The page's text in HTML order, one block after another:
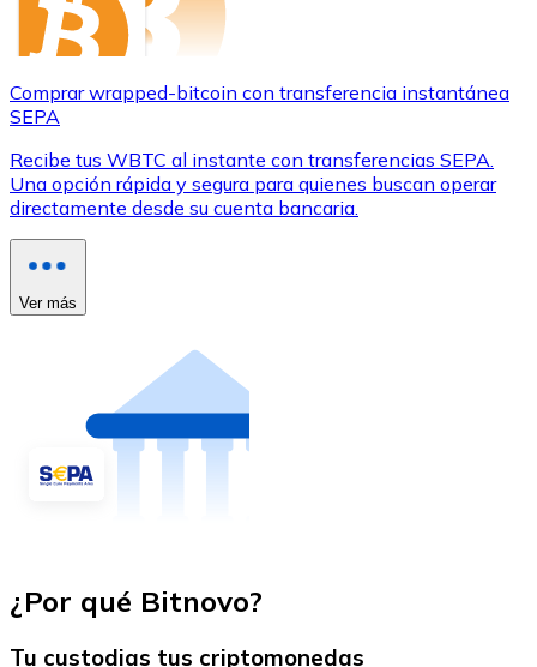
Comprar wrapped-bitcoin con transferencia instantánea
SEPA
Recibe tus WBTC al instante con transferencias SEPA.
Una opción rápida y segura para quienes buscan operar
directamente desde su cuenta bancaria.
Ver más
¿Por qué Bitnovo?
Tu custodias tus criptomonedas